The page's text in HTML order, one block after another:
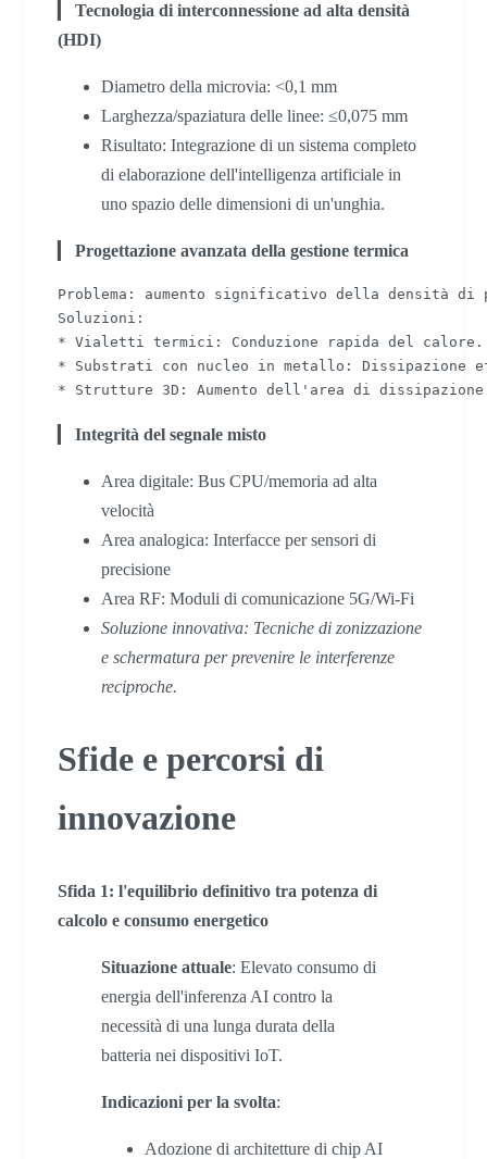
Tecnologia di interconnessione ad alta densità
(HDI)
Diametro della microvia: <0,1 mm
Larghezza/spaziatura delle linee: ≤0,075 mm
Risultato: Integrazione di un sistema completo
di elaborazione dell'intelligenza artificiale in
uno spazio delle dimensioni di un'unghia.
Progettazione avanzata della gestione termica
Problema: aumento significativo della densità di
Soluzioni:
* Vialetti termici: Conduzione rapida del calore.
* Substrati con nucleo in metallo: Dissipazione
* Strutture 3D: Aumento dell'area di
Integrità del segnale misto
Area digitale: Bus CPU/memoria ad alta
velocità
Area analogica: Interfacce per sensori di
precisione
Area RF: Moduli di comunicazione 5G/Wi-Fi
Soluzione innovativa: Tecniche di zonizzazione
e schermatura per prevenire le interferenze
reciproche.
Sfide e percorsi di
innovazione
Sfida 1: l'equilibrio definitivo tra potenza di
calcolo e consumo energetico
Situazione attuale: Elevato consumo di
energia dell'inferenza AI contro la
necessità di una lunga durata della
batteria nei dispositivi IoT.
Indicazioni per la svolta:
Adozione di architetture di chip AI